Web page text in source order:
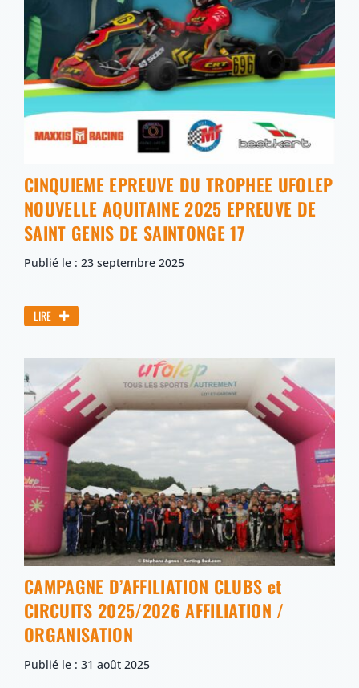
CINQUIEME EPREUVE DU TROPHEE UFOLEP
NOUVELLE AQUITAINE 2025 EPREUVE DE
SAINT GENIS DE SAINTONGE 17
Publié le : 23 septembre 2025
LIRE
CAMPAGNE D’AFFILIATION CLUBS et
CIRCUITS 2025/2026 AFFILIATION /
ORGANISATION
Publié le : 31 août 2025